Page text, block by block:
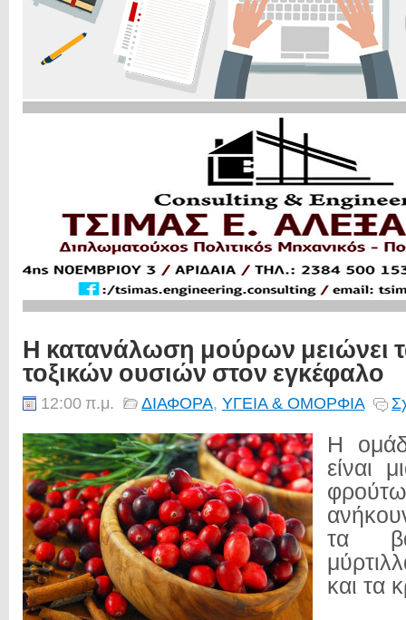
Η κατανάλωση μούρων μειώνει
τοξικών ουσιών στον εγκέφαλο
12:00 π.μ. ΔΙΑΦΟΡΑ, ΥΓΕΙΑ & ΟΜΟΡΦΙΑ
Η
είναι
τα
και τα